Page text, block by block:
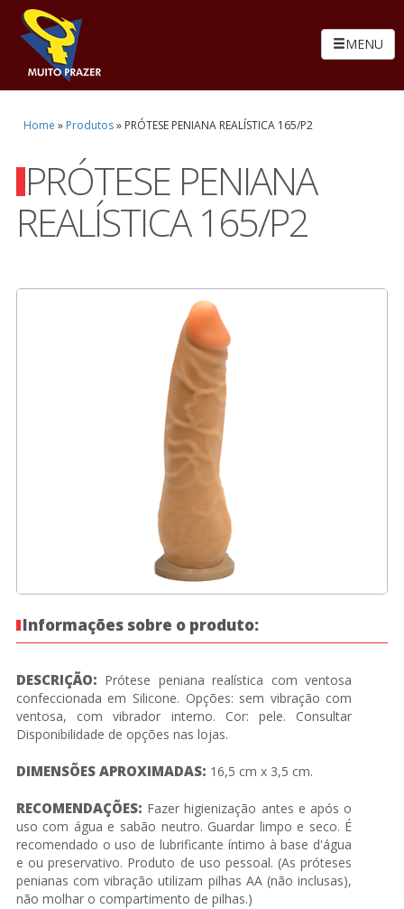
MENU
Home » Produtos» PRÓTESE PENIANA REALÍSTICA 165/P2
PRÓTESE PENIANA
REALÍSTICA 165/P2
Informações sobre o produto:
DESCRIÇÃO: Prótese peniana realística com ventosa
confeccionada em Silicone. Opções: sem vibração com
ventosa, com vibrador interno. Cor: pele. Consultar
Disponibilidade de opções nas lojas.
DIMENSÕES APROXIMADAS: 16,5 cm x 3,5 cm.
RECOMENDAÇÕES: Fazer higienização antes e após o
uso com água e sabão neutro. Guardar limpo e seco. É
recomendado o uso de lubrificante íntimo à base d'água
e ou preservativo. Produto de uso pessoal. (As próteses
penianas com vibração utilizam pilhas AA (não inclusas),
não molhar o compartimento de pilhas.)